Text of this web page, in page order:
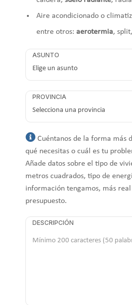
Aire acondicionado o
entre otros: aerotermia,
ASUNTO
PROVINCIA
Cuéntanos de la forma más
qué necesitas o cuál es tu
Añade datos sobre el tipo de
metros cuadrados, tipo de
información tengamos, más
presupuesto.
DESCRIPCIÓN